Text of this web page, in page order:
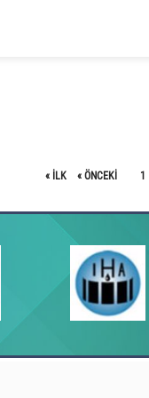
« ILK « ÖNCEKI 1